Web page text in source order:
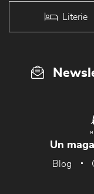
Literie
Un
Blog